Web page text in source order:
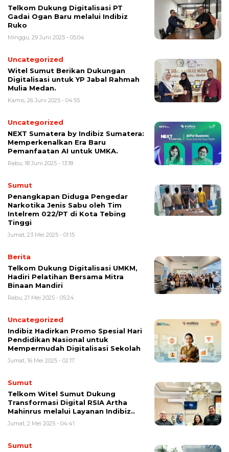
Telkom Dukung Digitalisasi PT
Gadai Ogan Baru melalui Indibiz
Ruko
Minggu, 29 Juni 2025 - 05:04
Uncategorized
Witel Sumut Berikan Dukungan
Digitalisasi untuk YP Jabal Rahmah
Mulia Medan.
Kamis, 26 Juni 2025 - 04:55
Uncategorized
NEXT Sumatera by Indibiz Sumatera:
Memperkenalkan Era Baru
Pemanfaatan AI untuk UMKA.
Rabu, 18 Juni 2025 - 13:18
Sumut
Penangkapan Diduga Pengedar
Narkotika Jenis Sabu oleh Tim
Intelrem 022/PT di Kota Tebing
Tinggi
Jumat, 23 Mei 2025 - 01:15
Berita
Telkom Dukung Digitalisasi UMKM,
Hadiri Pelatihan Bersama Mitra
Binaan Mandiri
Rabu, 21 Mei 2025 - 05:24
Uncategorized
Indibiz Hadirkan Promo Spesial Hari
Pendidikan Nasional untuk
Mempermudah Digitalisasi Sekolah
Jumat, 16 Mei 2025 - 02:17
Sumut
Telkom Witel Sumut Dukung
Transformasi Digital RSIA Artha
Mahinrus melalui Layanan Indibiz..
Jumat, 2 Mei 2025 - 04:41
Sumut